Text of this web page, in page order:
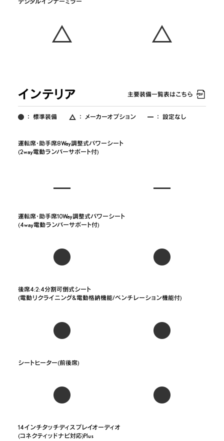
インテリア 主要装備一覧表はこちら
： 標準装備 ： メーカーオプション ： 設定なし
運転席・助手席8Way調整式パワーシート
(2way電動ランバーサポート付)
運転席・助手席10Way調整式パワーシート
(4way電動ランバーサポート付)
後席4:2:4分割可倒式シート
(電動リクライニング&電動格納機能/ベンチレーション機能付)
シートヒーター(前後席)
14インチタッチディスプレイオーディオ
(コネクティッドナビ対応)Plus